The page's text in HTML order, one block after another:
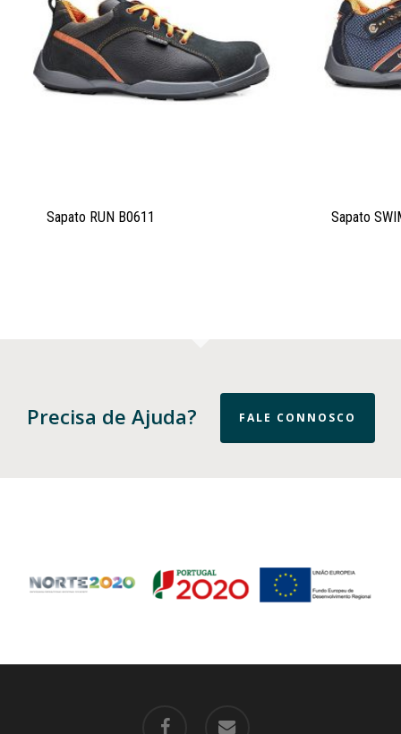
Sapato RUN B0611 Sapato
Precisa de Ajuda? FALE CONNOSCO
facebook